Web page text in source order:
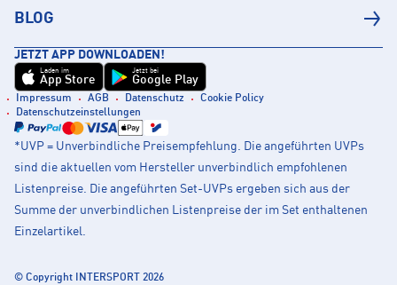
BLOG
JETZT APP DOWNLOADEN!
Laden im
App Store
Jetzt bei
Google Play
Impressum AGB Datenschutz
Cookie Policy
Datenschutzeinstellungen
*UVP = Unverbindliche Preisempfehlung. Die angeführten UVPs
sind die aktuellen vom Hersteller unverbindlich empfohlenen
Listenpreise. Die angeführten Set-UVPs ergeben sich aus der
Summe der unverbindlichen Listenpreise der im Set enthaltenen
Einzelartikel.
© Copyright INTERSPORT 2026